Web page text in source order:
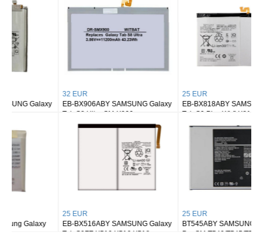
EB-BX906ABY SAMSUNG Galaxy
Tab S8 Ultra SM-X900
EB-BX818ABY SAMSUNG Galaxy
Tab S9 Plus Wi-fi X810/5G X816
EB-BX516ABY SAMSUNG Galaxy
Tab S9FE X510 X516 X518
BT545ABY SAMSUNG Tab Active
Pro SM-T540/T545/T547